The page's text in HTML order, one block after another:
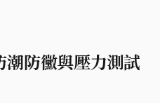
防黴與壓力測試